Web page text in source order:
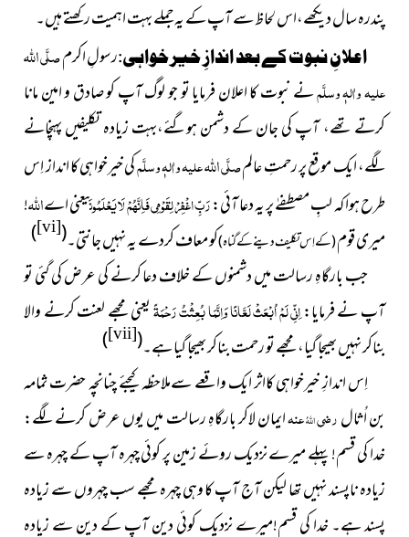
پندرہ سال دیکھے،اس لحاظ سے آپ کے یہ جملے بہت اہمیت رکھتے ہیں۔
اعلانِ نبوت کے بعد اندازِ خیرخواہی:رسولِ اکرمصلَّیاللہ
علیہ واٰلہٖ وسلَّمنے نبوت کا اعلان فرمایا تو جو لوگ آپ کو صادق و امین مانا
کرتے تھے، آپ کی جان کے دشمن ہوگئے،بہت زیادہ تکلیفیں پہنچانے
لگے، ایک موقع پر رحمتِ عالمصلَّیاللہعلیہ واٰلہٖ وسلَّمکی خیرخواہی کا انداز اِس
طرح ہوا کہ لبِ مصطفےٰ پر یہ دعا آئی:رَبِّ ‌اغْفِرْ ‌لِقَوْمِي فَاِنَّهُمْ لَا يَعْلَمُونَیعنی اےاللہ!
میری قوم(کےاِس تکلیف دینے کےگناہ)کو معاف کردے یہ نہیں جانتی۔(
[vi]
)
جب بارگاہِ رسالت میں دشمنوں کے خلاف دعا کرنے کی عرض کی گئی تو
آپ نے فرمایا:اِنِّي لَمْ اُبْعَثْ لَعَّانًا وَاِنَّمَا بُعِثْتُ رَحْمَةًیعنی مجھے لعنت کرنے والا
بناکر نہیں بھیجا گیا، مجھے تو رحمت بناکر بھیجا گیا ہے۔(
[vii]
)
اِس اندازِ خیرخواہی کااثر ایک واقعے سےملاحظہ کیجئے چنانچہ حضرت ثمامہ
بن اُثالرضیاللہُعنہایمان لاکر بارگاہِ رسالت میں یوں عرض کرنے لگے:
خدا کی قسم! پہلے میرے نزدیک روئے زمین پر کوئی چہرہ آپ کے چہرہ سے
زیادہ ناپسند نہیں تھا لیکن آج آپ کا وہی چہرہ مجھے سب چہروں سے زیادہ
پسند ہے۔ خدا کی قسم!میرے نزدیک کوئی دین آپ کے دین سے زیادہ